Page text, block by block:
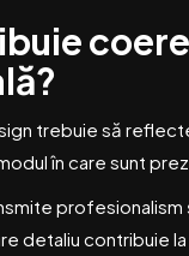
trebuie să
în care sunt
profesionalism
detaliu contribuie